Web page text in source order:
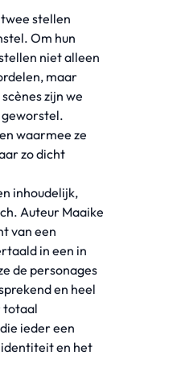
stellen
Om hun
niet alleen
maar
zijn we
waarmee ze
zo dicht
inhoudelijk,
Auteur Maaike
van een
in een in
de personages
en heel
totaal
ieder een
identiteit en het